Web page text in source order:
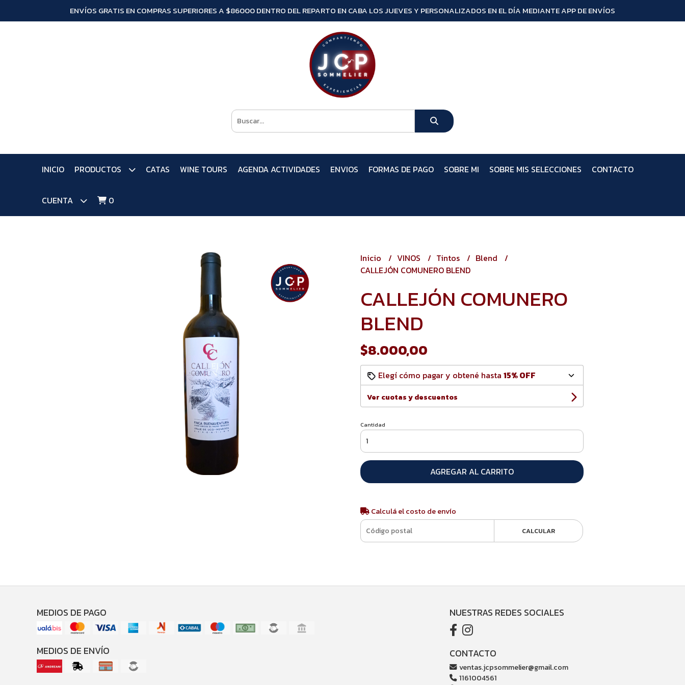
ENVÍOS GRATIS EN COMPRAS SUPERIORES A $86000 DENTRO DEL REPARTO EN CABA LOS JUEVES Y PERSONALIZADOS EN EL DÍA MEDIANTE APP DE ENVÍOS
INICIO PRODUCTOS CATAS WINE TOURS AGENDA ACTIVIDADES ENVIOS FORMAS DE PAGO SOBRE MI SOBRE MIS SELECCIONES CONTACTO
CUENTA 0
Inicio VINOS Tintos
Blend
CALLEJÓN COMUNERO BLEND
CALLEJÓN COMUNERO
BLEND
$8.000,00
Elegí cómo pagar y obtené hasta 15% OFF
Ver cuotas y descuentos
Cantidad
AGREGAR AL CARRITO
Calculá el costo de envío
CALCULAR
MEDIOS DE PAGO
MEDIOS DE ENVÍO
NUESTRAS REDES SOCIALES
CONTACTO
ventas.jcpsommelier@gmail.com
1161004561